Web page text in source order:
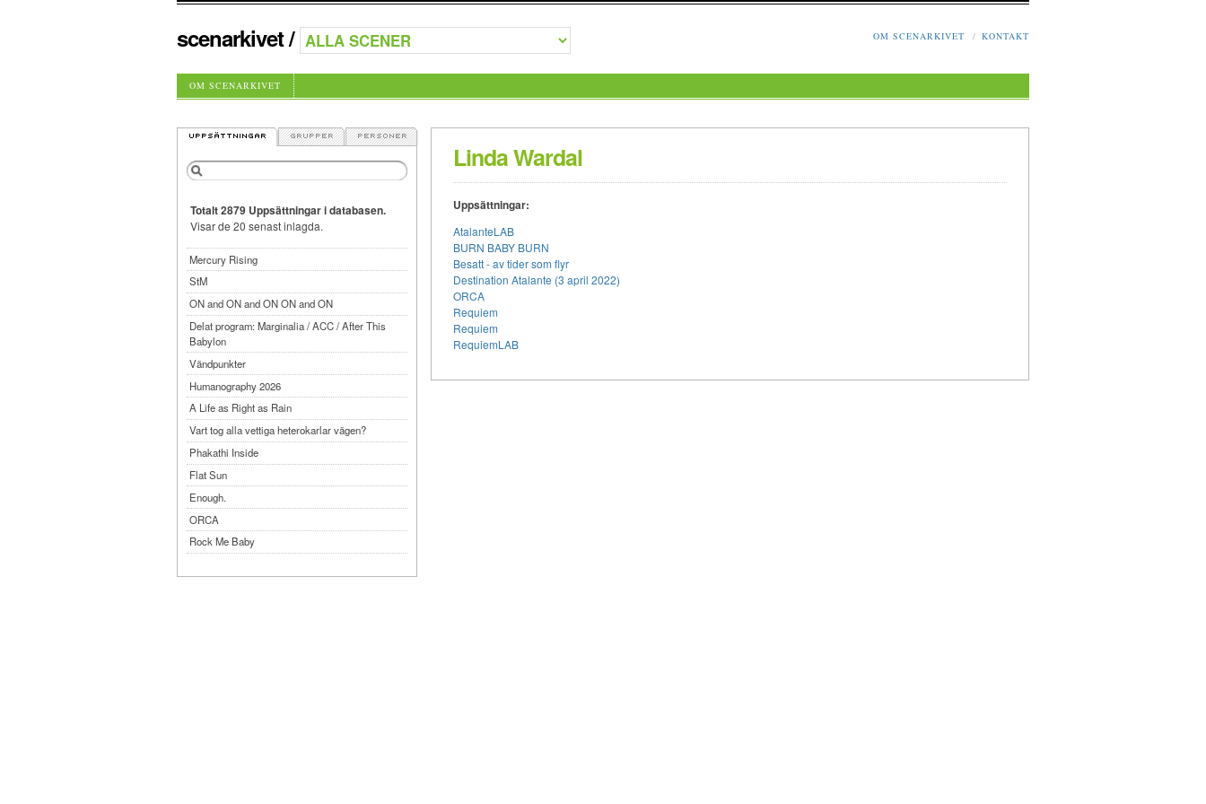
scenarkivet/ OM SCENARKIVET / KONTAKT
OM SCENARKIVET
Linda Wardal
Uppsättningar:
AtalanteLAB
BURN BABY BURN
Besatt - av tider som flyr
Destination Atalante (3 april 2022)
ORCA
Requiem
Requiem
RequiemLAB
Totalt 2879 Uppsättningar i databasen.
Visar de 20 senast inlagda.
Mercury Rising
StM
ON and ON and ON ON and ON
Delat program: Marginalia / ACC / After This
Babylon
Vändpunkter
Humanography 2026
A Life as Right as Rain
Vart tog alla vettiga heterokarlar vägen?
Phakathi Inside
Flat Sun
Enough.
ORCA
Rock Me Baby